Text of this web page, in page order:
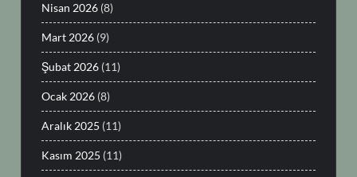
Nisan 2026 (8)
Mart 2026 (9)
Şubat 2026 (11)
Ocak 2026 (8)
Aralık 2025 (11)
Kasım 2025 (11)